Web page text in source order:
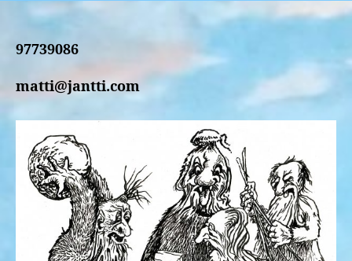
97739086
matti@jantti.com